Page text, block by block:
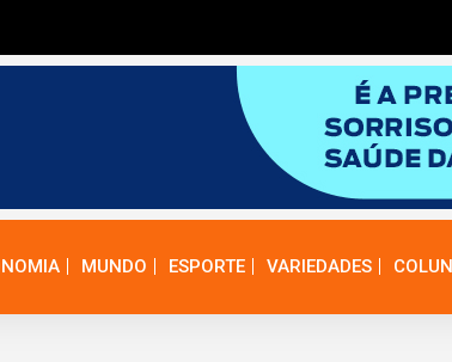
MUNDO ESPORTE VARIEDADES